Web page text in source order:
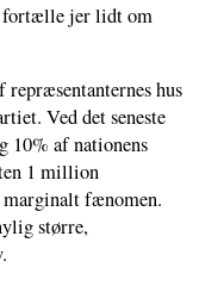
fortælle jer lidt om
hus
Ved det seneste
10% af nationens
1 million
fænomen.
større,